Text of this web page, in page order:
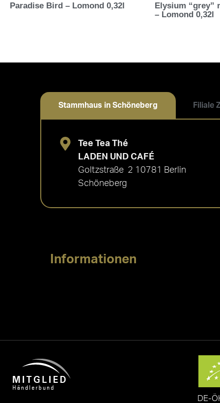
Paradise Bird – Lomond 0,32l
Elysium “grey”
– Lomond 0,32l
Stammhaus in Schöneberg Filiale
Tee Tea Thé
LADEN UND CAFÉ
Goltzstraße 2 10781 Berlin
Schöneberg
Informationen
DE-